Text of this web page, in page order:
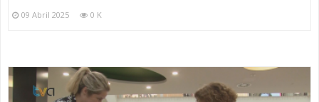
09 Abril 2025 0 K